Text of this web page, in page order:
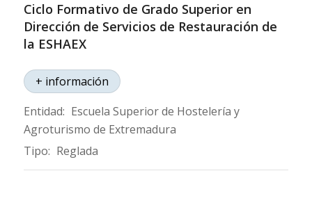
Ciclo Formativo de Grado Superior en
Dirección de Servicios de Restauración de
la ESHAEX
+ información
Entidad: Escuela Superior de Hostelería y
Agroturismo de Extremadura
Tipo: Reglada